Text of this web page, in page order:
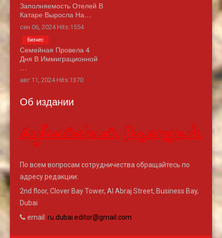
Заполняемость Отелей В
Катаре Выросла На…
сен 06, 2024 Hits:1554
Семейная Провела 4
Дня В Иммиграционной
…
авг 11, 2024 Hits:1370
Бизнес
Об издании
По всем вопросам сотрудничества обращайтесь по
адресу редакции:
2nd floor, Clover Bay Tower, Al Abraj Street, Business Bay,
Dubai
email: ru.dubai.editor@gmail.com